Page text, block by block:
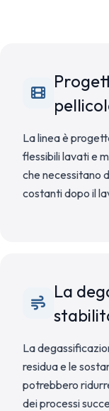
La linea è
flessibili lavati e
che necessitano
costanti dopo il
La
La
residua e le
potrebbero
dei processi